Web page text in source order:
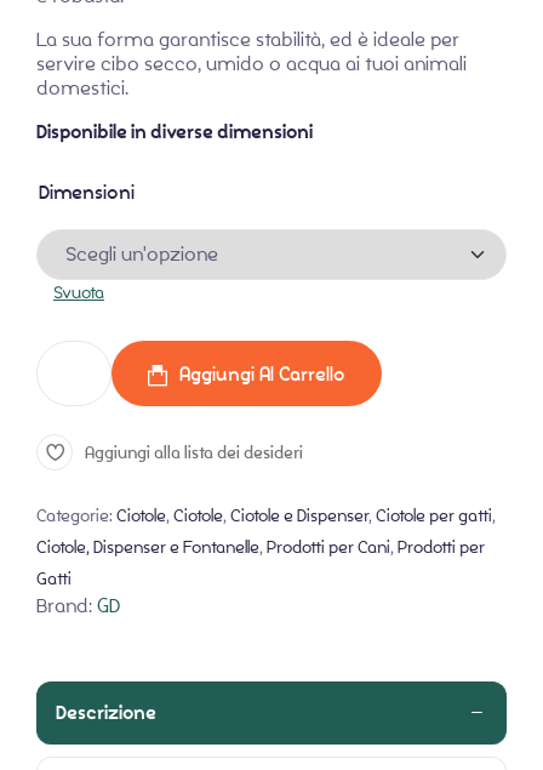
La sua forma garantisce stabilità, ed è ideale per
servire cibo secco, umido o acqua ai tuoi animali
domestici.
Disponibile in diverse dimensioni
Dimensioni
Svuota
Aggiungi Al Carrello
Aggiungi alla lista dei desideri
Categorie: Ciotole, Ciotole, Ciotole e Dispenser, Ciotole per gatti,
Ciotole, Dispenser e Fontanelle, Prodotti per Cani, Prodotti per
Gatti
Brand:GD
Descrizione